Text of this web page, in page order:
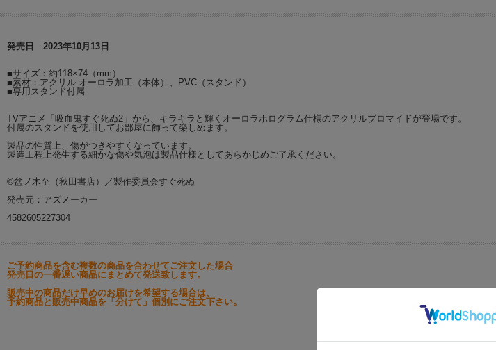
発売日 2023年10月13日
■サイズ：約118×74（mm）
■素材：アクリル オーロラ加工（本体）、PVC（スタンド）
■専用スタンド付属
TVアニメ「吸血鬼すぐ死ぬ2」から、キラキラと輝くオーロラホログラム仕様のアクリルブロマイドが登場です。
付属のスタンドを使用してお部屋に飾って楽しめます。
製品の性質上、傷がつきやすくなっています。
製造工程上発生する細かな傷や気泡は製品仕様としてあらかじめご了承ください。
©盆ノ木至（秋田書店）／製作委員会すぐ死ぬ
発売元：アズメーカー
4582605227304
ご予約商品を含む複数の商品を合わせてご注文した場合
発売日の一番遅い商品にまとめて発送致します。
販売中の商品だけ早めのお届けを希望する場合は、
予約商品と販売中商品を「分けて」個別にご注文下さい。